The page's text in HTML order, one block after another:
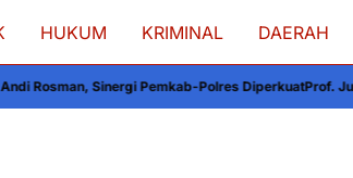
HUKUM KRIMINAL DAERAH
Pemkab-Polres DiperkuatProf. Juanda Menanggapi